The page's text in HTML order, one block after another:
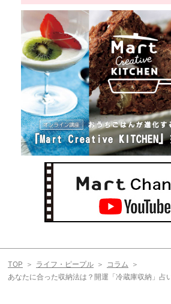
TOP ライフ・ピープル
コラム
あなたに合った収納法は？開運「冷蔵庫収納」占